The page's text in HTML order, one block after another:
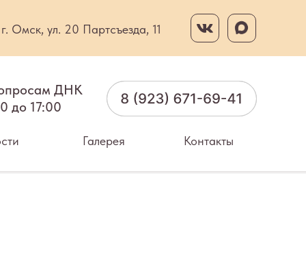
Галерея Контакты
до 17:00
ДНК
г. Омск, ул. 20 Партсъезда, 11